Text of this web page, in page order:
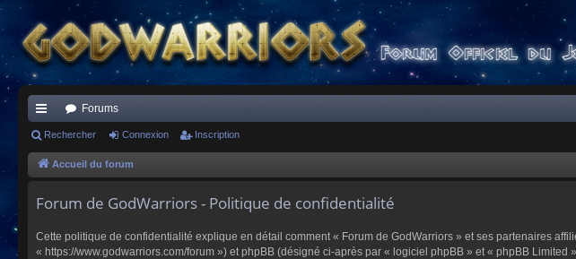
ac
co
s
Forums
Rechercher Connexion Inscription
Accueil du forum
Forum de GodWarriors - Politique de confidentialité
Cette politique de confidentialité explique en détail comment « Forum de GodWarriors » et ses partenaires
« https://www.godwarriors.com/forum ») et phpBB (désigné ci-après par « logiciel phpBB » et « phpBB